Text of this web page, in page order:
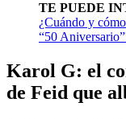
TE PUEDE
¿Cuándo y
“50
Karol G: el
de Feid que